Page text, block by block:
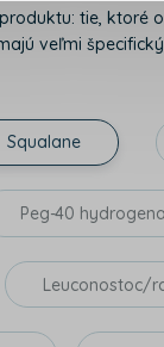
tie,
veľmi
Squalane
Peg-40
Leuconostoc/